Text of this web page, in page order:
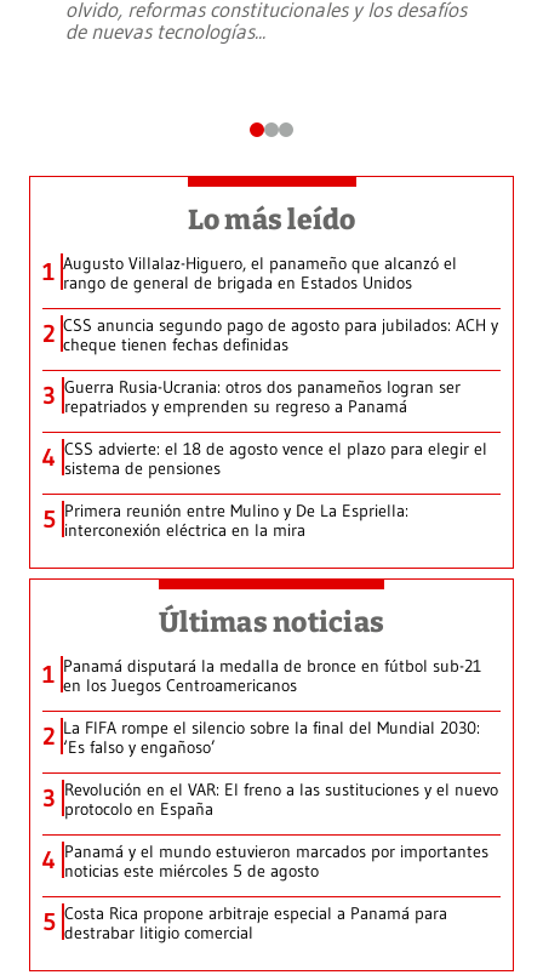
olvido, reformas constitucionales y los desafíos
de nuevas tecnologías...
Lo más leído
1 Augusto Villalaz-Higuero, el panameño que alcanzó el
rango de general de brigada en Estados Unidos
2 CSS anuncia segundo pago de agosto para jubilados: ACH y
cheque tienen fechas definidas
3 Guerra Rusia-Ucrania: otros dos panameños logran ser
repatriados y emprenden su regreso a Panamá
4 CSS advierte: el 18 de agosto vence el plazo para elegir el
sistema de pensiones
5 Primera reunión entre Mulino y De La Espriella:
interconexión eléctrica en la mira
Últimas noticias
1 Panamá disputará la medalla de bronce en fútbol sub-21
en los Juegos Centroamericanos
2 La FIFA rompe el silencio sobre la final del Mundial 2030:
‘Es falso y engañoso’
3 Revolución en el VAR: El freno a las sustituciones y el nuevo
protocolo en España
4 Panamá y el mundo estuvieron marcados por importantes
noticias este miércoles 5 de agosto
5 Costa Rica propone arbitraje especial a Panamá para
destrabar litigio comercial